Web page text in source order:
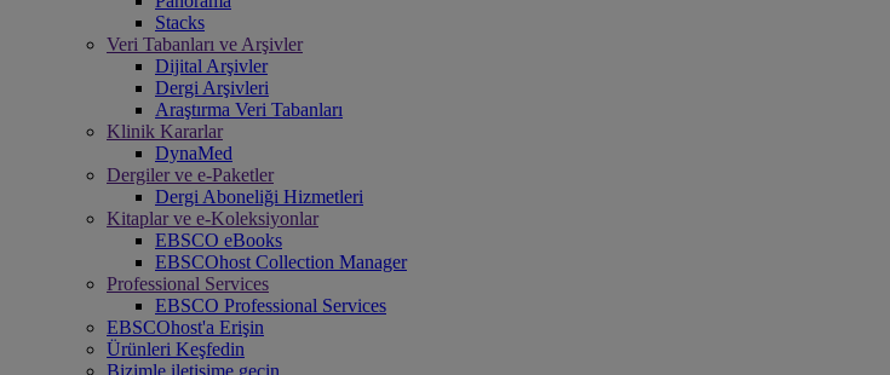
Stacks
Veri Tabanları ve Arşivler
Dijital Arşivler
Dergi Arşivleri
Araştırma Veri Tabanları
Klinik Kararlar
DynaMed
Dergiler ve e-Paketler
Dergi Aboneliği Hizmetleri
Kitaplar ve e-Koleksiyonlar
EBSCO eBooks
EBSCOhost Collection Manager
Professional Services
EBSCO Professional Services
EBSCOhost'a Erişin
Ürünleri Keşfedin
Bizimle iletişime geçin